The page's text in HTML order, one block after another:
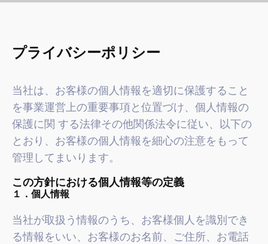
プライバシーポリシー
当社は、お客様の個人情報を適切に保護すること
を事業運営上の重要事項と位置づけ、個人情報の
保護に関 する法律その他関係法令に従い、以下の
とおり、お客様の個人情報を細心の注意をもって
管理してまいります。
この方針における個人情報等の定義
１．個人情報
当社が取扱う情報のうち、お客様個人を識別でき
る情報をいい、お客様のお名前、ご住所、お電話